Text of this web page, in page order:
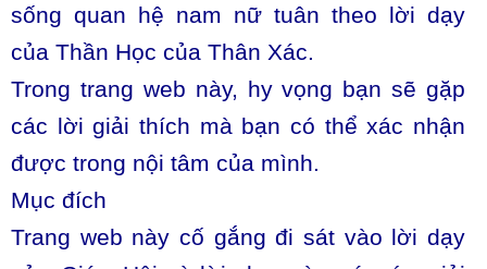
sống quan hệ nam nữ tuân theo lời dạy
của Thần Học của Thân Xác.
Trong trang web này, hy vọng bạn sẽ gặp
các lời giải thích mà bạn có thể xác nhận
được trong nội tâm của mình.
Mục đích
Trang web này cố gắng đi sát vào lời dạy